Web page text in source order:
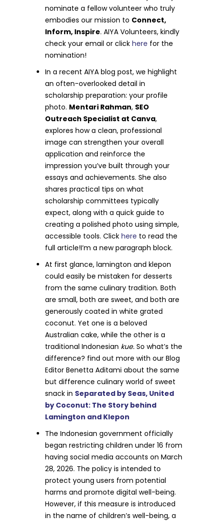
nominate a fellow volunteer who truly
embodies our mission to Connect,
Inform, Inspire. AIYA Volunteers, kindly
check your email or clickhere for the
nomination!
In a recent AIYA blog post, we highlight
an often-overlooked detail in
scholarship preparation: your profile
photo. Mentari Rahman, SEO
Outreach Specialist at Canva,
explores how a clean, professional
image can strengthen your overall
application and reinforce the
impression you’ve built through your
essays and achievements. She also
shares practical tips on what
scholarship committees typically
expect, along with a quick guide to
creating a polished photo using simple,
accessible tools. Clickhere to read the
full article!I’m a new paragraph block.
At first glance, lamington and klepon
could easily be mistaken for desserts
from the same culinary tradition. Both
are small, both are sweet, and both are
generously coated in white grated
coconut. Yet one is a beloved
Australian cake, while the other is a
traditional Indonesian kue.So what’s the
difference? find out more with our Blog
Editor Benetta Aditami about the same
but difference culinary world of sweet
snack in Separated by Seas, United
by Coconut: The Story behind
Lamington and Klepon
The Indonesian government officially
began restricting children under 16 from
having social media accounts on March
28, 2026. The policy is intended to
protect young users from potential
harms and promote digital well-being.
However, if this measure is introduced
in the name of children’s well-being, a